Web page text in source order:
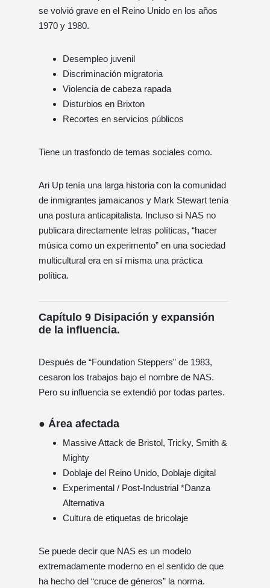
se volvió grave en el Reino Unido en los años
1970 y 1980.
Desempleo juvenil
Discriminación migratoria
Violencia de cabeza rapada
Disturbios en Brixton
Recortes en servicios públicos
Tiene un trasfondo de temas sociales como.
Ari Up tenía una larga historia con la comunidad
de inmigrantes jamaicanos y Mark Stewart tenía
una postura anticapitalista. Incluso si NAS no
publicara directamente letras políticas, “hacer
música como un experimento” en una sociedad
multicultural era en sí misma una práctica
política.
Capítulo 9 Disipación y expansión
de la influencia.
Después de “Foundation Steppers” de 1983,
cesaron los trabajos bajo el nombre de NAS.
Pero su influencia se extendió por todas partes.
● Área afectada
Massive Attack de Bristol, Tricky, Smith &
Mighty
Doblaje del Reino Unido, Doblaje digital
Experimental / Post-Industrial *Danza
Alternativa
Cultura de etiquetas de bricolaje
Se puede decir que NAS es un modelo
extremadamente moderno en el sentido de que
ha hecho del “cruce de géneros” la norma.